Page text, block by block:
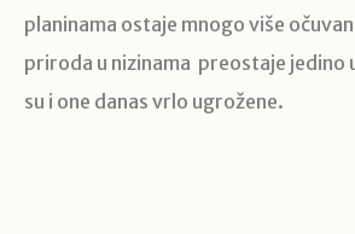
planinama ostaje mnogo više
priroda u nizinama preostaje jedino
su i one danas vrlo ugrožene.